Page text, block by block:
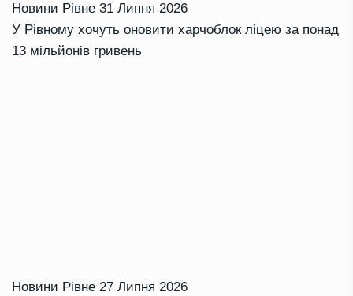
Новини Рівне 31 Липня 2026
У Рівному хочуть оновити харчоблок ліцею за понад
13 мільйонів гривень
Новини Рівне 27 Липня 2026